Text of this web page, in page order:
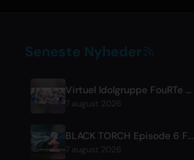
Seneste Nyheder
Virtuel Idolgruppe FouRTe Project Debuterer med 'ALL IN'-album Produceret af m-flo's ☆Taku Takahashi
7 august 2026
BLACK TORCH Episode 6 Forhåndsvisning og Streamingdetaljer
7 august 2026